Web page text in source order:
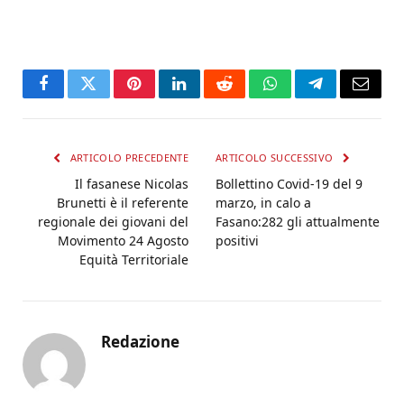
FacebookTwitterPinterestLinkedInRedditWhatsAppTelegramEmail
ARTICOLO PRECEDENTE
Il fasanese Nicolas
Brunetti è il referente
regionale dei giovani del
Movimento 24 Agosto
Equità Territoriale
ARTICOLO SUCCESSIVO
Bollettino Covid-19 del 9
marzo, in calo a
Fasano:282 gli attualmente
positivi
Redazione